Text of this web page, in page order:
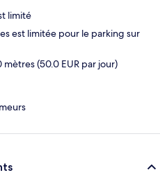
limité
est limitée pour le parking sur
(50.0 EUR par jour)